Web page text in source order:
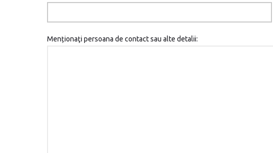
Menționaţi persoana de contact sau alte detalii: